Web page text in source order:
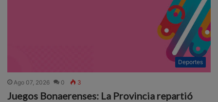
Deportes
Ago 07, 2026 0 3
Juegos Bonaerenses: La Provincia repartió